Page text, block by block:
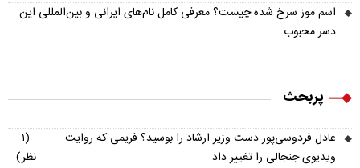
اسم موز سرخ شده چیست؟ معرفی کامل نام‌های ایرانی و بین‌المللی این
دسر محبوب
پربحث
عادل فردوسی‌پور دست وزیر ارشاد را بوسید؟ فریمی که روایت
ویدیوی جنجالی را تغییر داد
(۱
نظر)